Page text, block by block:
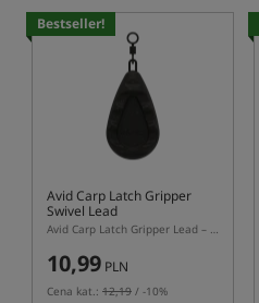
Bestseller!
Avid Carp Latch Gripper
Swivel Lead
Avid Carp Latch Gripper Lead – ciężarek karpiowy z kolcami i krętlikiem
10,99 PLN
Cena kat.: 12,19 / -10%